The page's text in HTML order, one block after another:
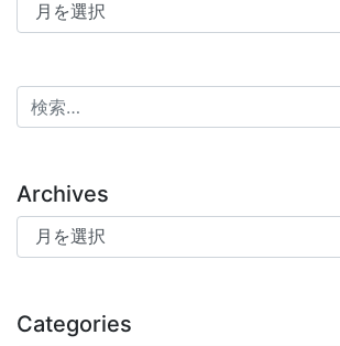
検索:
Archives
Archives
Categories